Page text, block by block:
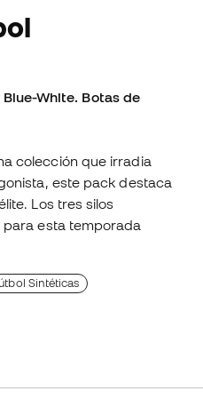
White. Botas de
colección que irradia
este pack destaca
Los tres silos
para esta temporada
Sintéticas